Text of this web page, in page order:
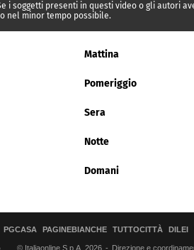
soggetti presenti in questi video o gli autori
nel minor tempo possibile.
Mattina
Pomeriggio
Sera
Notte
Domani
PGCASA PAGINEBIANCHE TUTTOCITTÀ DILEI
© Italiaonline S.p.A. 2026 Direzione e